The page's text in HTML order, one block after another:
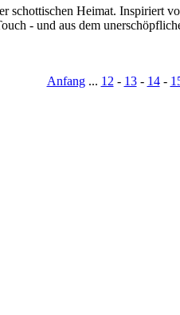
schottischen Heimat.
- und aus dem
Anfang... 12 - 13- 14-